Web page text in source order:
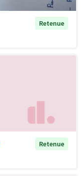
Retenue
Retenue